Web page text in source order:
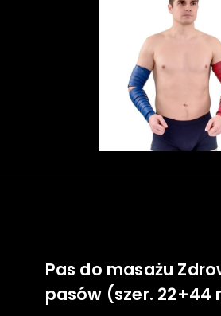
Pas do masażu
pasów (szer. 22+44